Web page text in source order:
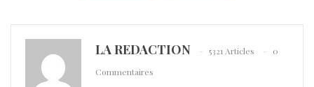
LA REDACTION 5321 Articles
0
Commentaires